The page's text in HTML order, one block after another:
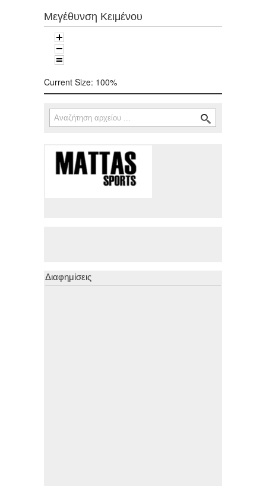
Μεγέθυνση Κειμένου
Current Size: 100%
Φόρμα αναζήτησης
Αναζήτηση
Διαφημίσεις